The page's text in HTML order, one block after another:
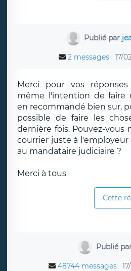
Publié par
2 messages 17/
Merci pour vos
même l'intention de faire
en recommandé bien sur,
possible de faire les
dernière fois. Pouvez-vous
courrier juste à
au mandataire judiciaire ?
Merci à tous
Cette
Publié
48744 messages